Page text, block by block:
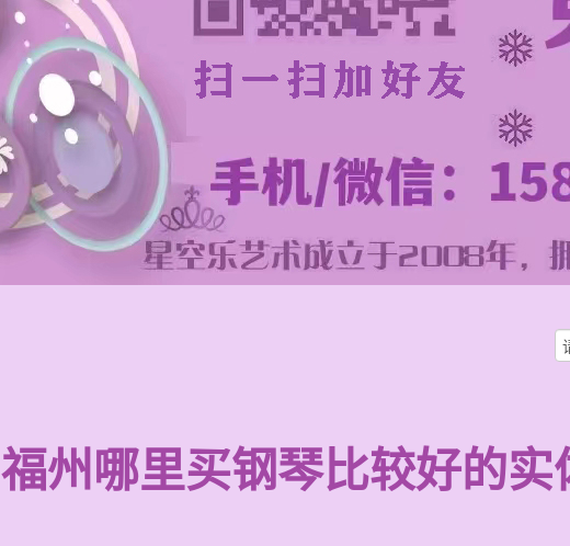
福州哪里买钢琴比较好的实